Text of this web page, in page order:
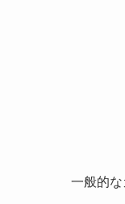
一般的な